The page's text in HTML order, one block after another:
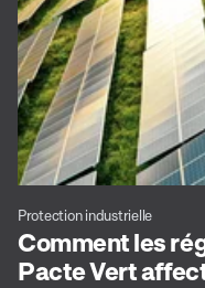
Protection industrielle
Comment les
Pacte Vert